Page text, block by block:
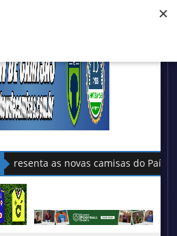
novas camisas do País de Gales